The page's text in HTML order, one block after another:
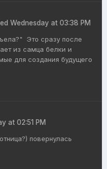
Wednesday at 03:38 PM
Это сразу после
из самца белки и
для создания будущего
at 02:51 PM
повернулась